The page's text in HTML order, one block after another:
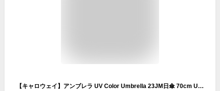
【キャロウェイ】アンブレラ UV Color Umbrella 23JM日傘 70cm UVカット率99％ポリエステル 手動式 ケース付きアンブレラ メンズ レディースcallaway 日本正規品【ゴルフ】